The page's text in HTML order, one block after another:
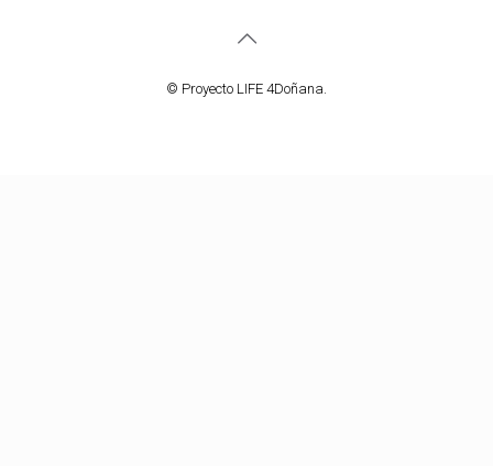
© Proyecto LIFE 4Doñana.